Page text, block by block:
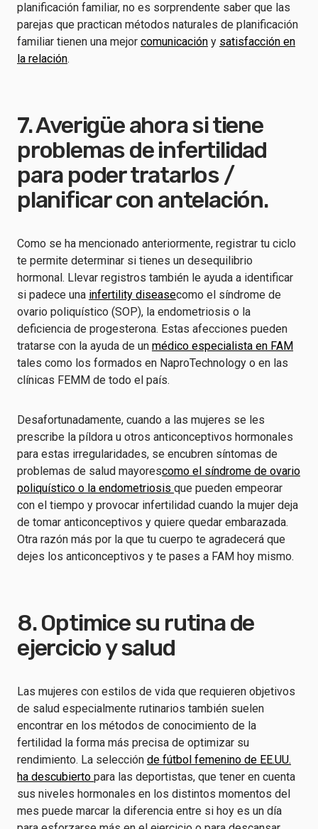
planificación familiar, no es sorprendente saber que las
parejas que practican métodos naturales de planificación
familiar tienen una mejor comunicación y satisfacción en
la relación.
7. Averigüe ahora si tiene
problemas de infertilidad
para poder tratarlos /
planificar con antelación.
Como se ha mencionado anteriormente, registrar tu ciclo
te permite determinar si tienes un desequilibrio
hormonal. Llevar registros también le ayuda a identificar
si padece una infertility diseasecomo el síndrome de
ovario poliquístico (SOP), la endometriosis o la
deficiencia de progesterona. Estas afecciones pueden
tratarse con la ayuda de un médico especialista en FAM
tales como los formados en NaproTechnology o en las
clínicas FEMM de todo el país.
Desafortunadamente, cuando a las mujeres se les
prescribe la píldora u otros anticonceptivos hormonales
para estas irregularidades, se encubren síntomas de
problemas de salud mayorescomo el síndrome de ovario
poliquístico o la endometriosis que pueden empeorar
con el tiempo y provocar infertilidad cuando la mujer deja
de tomar anticonceptivos y quiere quedar embarazada.
Otra razón más por la que tu cuerpo te agradecerá que
dejes los anticonceptivos y te pases a FAM hoy mismo.
8. Optimice su rutina de
ejercicio y salud
Las mujeres con estilos de vida que requieren objetivos
de salud especialmente rutinarios también suelen
encontrar en los métodos de conocimiento de la
fertilidad la forma más precisa de optimizar su
rendimiento. La selección de fútbol femenino de EE.UU.
ha descubierto para las deportistas, que tener en cuenta
sus niveles hormonales en los distintos momentos del
mes puede marcar la diferencia entre si hoy es un día